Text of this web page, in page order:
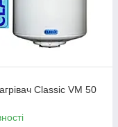
Classic VM 50